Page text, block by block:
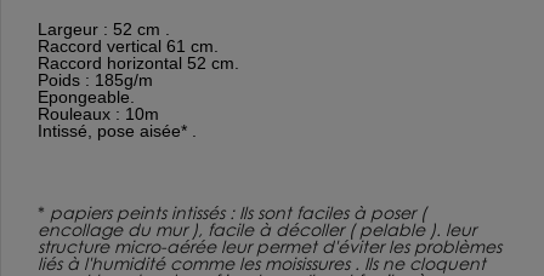
Largeur : 52 cm .
Raccord vertical 61 cm.
Raccord horizontal 52 cm.
Poids : 185g/m
Epongeable.
Rouleaux : 10m
Intissé, pose aisée* .
* papiers peints intissés : Ils sont faciles à poser (
encollage du mur ), facile à décoller ( pelable ). leur
structure micro-aérée leur permet d'éviter les problèmes
liés à l'humidité comme les moisissures . Ils ne cloquent